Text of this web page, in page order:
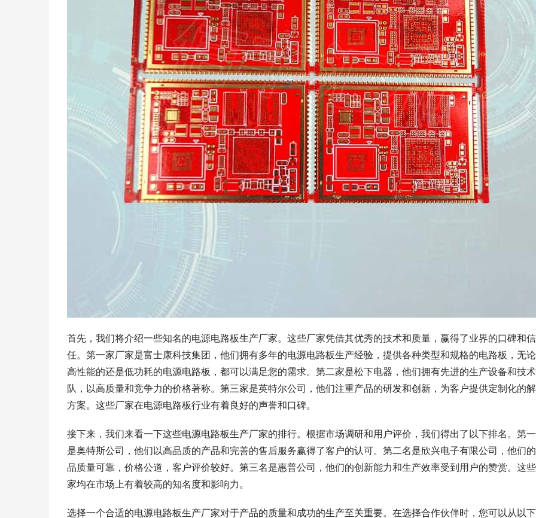
首先，我们将介绍一些知名的电源电路板生产厂家。这些厂家凭借其优秀的技术和质量，赢得了业界的口碑和信
任。第一家厂家是富士康科技集团，他们拥有多年的电源电路板生产经验，提供各种类型和规格的电路板，无
高性能的还是低功耗的电源电路板，都可以满足您的需求。第二家是松下电器，他们拥有先进的生产设备和技
队，以高质量和竞争力的价格著称。第三家是英特尔公司，他们注重产品的研发和创新，为客户提供定制化的
方案。这些厂家在电源电路板行业有着良好的声誉和口碑。
接下来，我们来看一下这些电源电路板生产厂家的排行。根据市场调研和用户评价，我们得出了以下排名。第
是奥特斯公司，他们以高品质的产品和完善的售后服务赢得了客户的认可。第二名是欣兴电子有限公司，他们
品质量可靠，价格公道，客户评价较好。第三名是惠普公司，他们的创新能力和生产效率受到用户的赞赏。这
家均在市场上有着较高的知名度和影响力。
选择一个合适的电源电路板生产厂家对于产品的质量和成功的生产至关重要。在选择合作伙伴时，您可以从以